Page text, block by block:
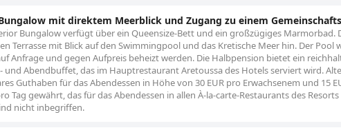
mit direktem Meerblick und Zugang zu einem
Bungalow verfügt über ein Queensize-Bett und ein großzügiges Marmorbad.
Terrasse mit Blick auf den Swimmingpool und das Kretische Meer hin. Der Pool
Anfrage und gegen Aufpreis beheizt werden. Die Halbpension bietet ein
und Abendbuffet, das im Hauptrestaurant Aretoussa des Hotels serviert wird.
Guthaben für das Abendessen in Höhe von 30 EUR pro Erwachsenem und 15
Tag gewährt, das für das Abendessen in allen À-la-carte-Restaurants des
nicht inbegriffen.